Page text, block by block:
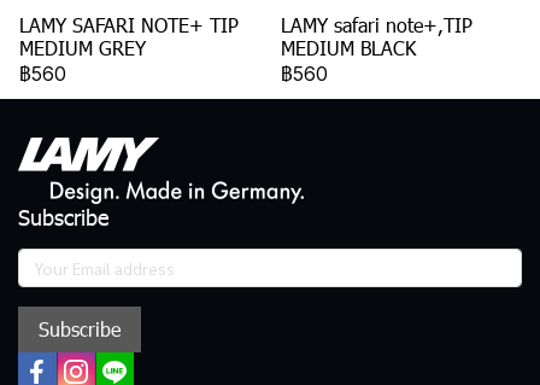
LAMY SAFARI NOTE+ TIP
MEDIUM GREY
฿560
LAMY safari note+,TIP
MEDIUM BLACK
฿560
Subscribe
Subscribe